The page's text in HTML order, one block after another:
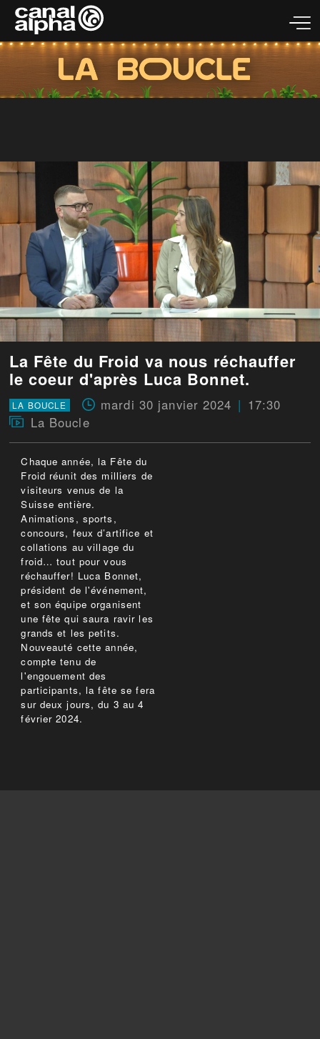
La Fête du Froid va nous réchauffer
le coeur d'après Luca Bonnet.
LA BOUCLE mardi 30 janvier 2024
17:30
La Boucle
Chaque année, la Fête du
Froid réunit des milliers de
visiteurs venus de la
Suisse entière.
Animations, sports,
concours, feux d’artifice et
collations au village du
froid… tout pour vous
réchauffer! Luca Bonnet,
président de l'événement,
et son équipe organisent
une fête qui saura ravir les
grands et les petits.
Nouveauté cette année,
compte tenu de
l'engouement des
participants, la fête se fera
sur deux jours, du 3 au 4
février 2024.